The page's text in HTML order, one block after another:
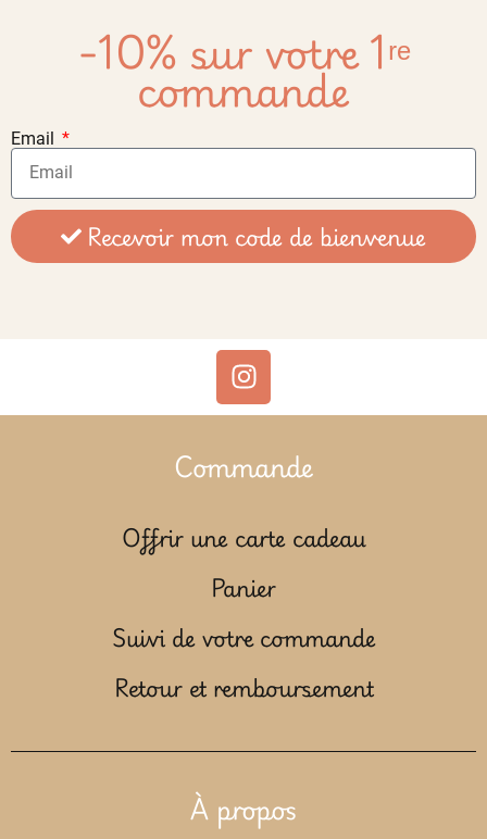
-10% sur votre 1ʳᵉ
commande
Email
Recevoir mon code de bienvenue
Commande
Offrir une carte cadeau
Panier
Suivi de votre commande
Retour et remboursement
À propos